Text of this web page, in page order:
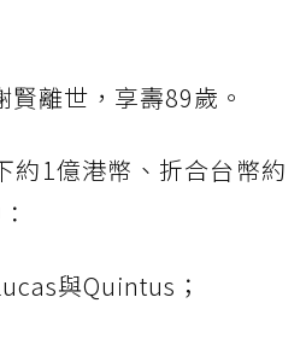
離世，享壽89歲。
約1億港幣、折合台幣約
與Quintus；